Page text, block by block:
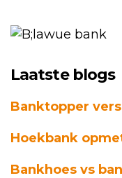
Laatste blogs
Banktopper
Hoekbank
Bankhoes vs